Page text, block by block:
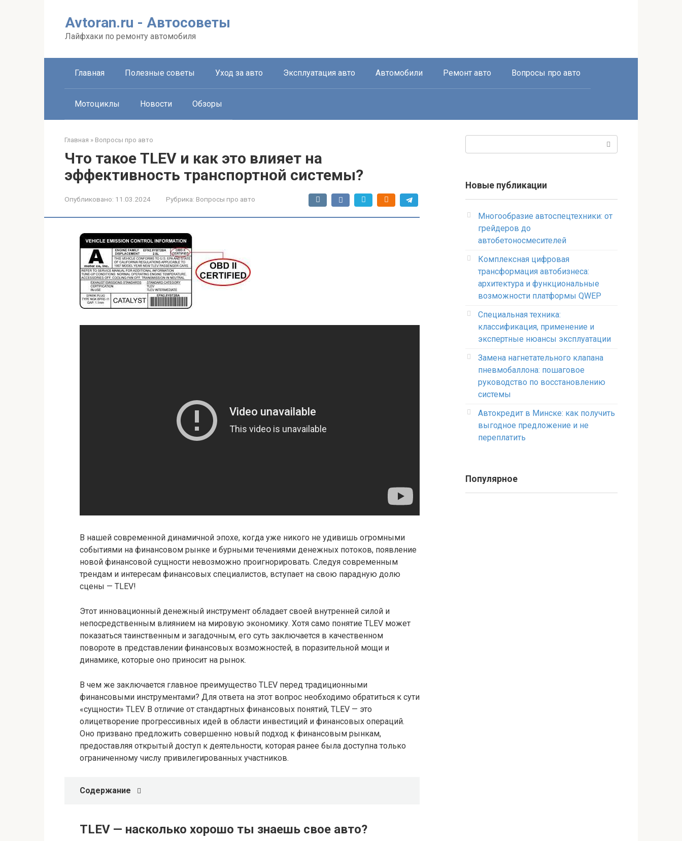
Avtoran.ru - Автосоветы
Лайфхаки по ремонту автомобиля
Главная Полезные советы Уход за авто Эксплуатация авто Автомобили Ремонт авто Вопросы про авто
Мотоциклы Новости Обзоры
Главная » Вопросы про авто
Что такое TLEV и как это влияет на
эффективность транспортной системы?
Опубликовано: 11.03.2024 Рубрика: Вопросы про авто
В нашей современной динамичной эпохе, когда уже никого не удивишь огромными
событиями на финансовом рынке и бурными течениями денежных потоков, появление
новой финансовой сущности невозможно проигнорировать. Следуя современным
трендам и интересам финансовых специалистов, вступает на свою парадную долю
сцены — TLEV!
Этот инновационный денежный инструмент обладает своей внутренней силой и
непосредственным влиянием на мировую экономику. Хотя само понятие TLEV может
показаться таинственным и загадочным, его суть заключается в качественном
повороте в представлении финансовых возможностей, в поразительной мощи и
динамике, которые оно приносит на рынок.
В чем же заключается главное преимущество TLEV перед традиционными
финансовыми инструментами? Для ответа на этот вопрос необходимо обратиться к сути
«сущности» TLEV. В отличие от стандартных финансовых понятий, TLEV — это
олицетворение прогрессивных идей в области инвестиций и финансовых операций.
Оно призвано предложить совершенно новый подход к финансовым рынкам,
предоставляя открытый доступ к деятельности, которая ранее была доступна только
ограниченному числу привилегированных участников.
Содержание
TLEV — насколько хорошо ты знаешь свое авто?
Новые публикации
Многообразие автоспецтехники: от
грейдеров до
автобетоносмесителей
Комплексная цифровая
трансформация автобизнеса:
архитектура и функциональные
возможности платформы QWEP
Специальная техника:
классификация, применение и
экспертные нюансы эксплуатации
Замена нагнетательного клапана
пневмобаллона: пошаговое
руководство по восстановлению
системы
Автокредит в Минске: как получить
выгодное предложение и не
переплатить
Популярное